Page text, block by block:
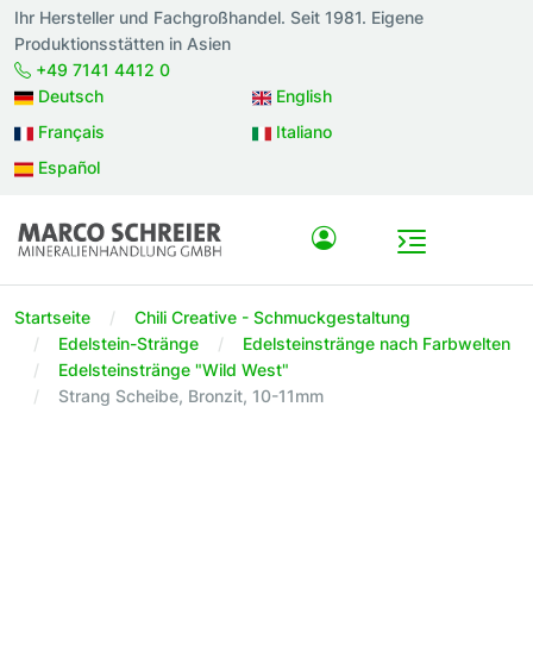
Ihr Hersteller und Fachgroßhandel. Seit 1981. Eigene
Produktionsstätten in Asien
+49 7141 4412 0
Deutsch
English
Français
Italiano
Español
Startseite
Chili Creative - Schmuckgestaltung
Edelstein-Stränge
Edelsteinstränge nach Farbwelten
Edelsteinstränge "Wild West"
Strang Scheibe, Bronzit, 10-11mm